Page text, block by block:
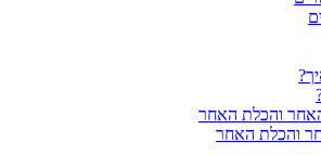
והכלת האחר